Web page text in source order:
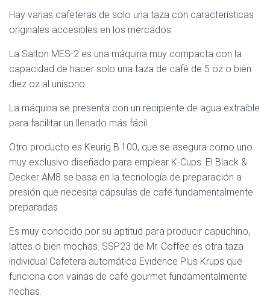
Hay varias cafeteras de solo una taza con características
originales accesibles en los mercados.
La Salton MES-2 es una máquina muy compacta con la
capacidad de hacer solo una taza de café de 5 oz o bien
diez oz al unísono.
La máquina se presenta con un recipiente de agua extraíble
para facilitar un llenado más fácil.
Otro producto es Keurig B.100, que se asegura como uno
muy exclusivo diseñado para emplear K-Cups. El Black &
Decker AM8 se basa en la tecnología de preparación a
presión que necesita cápsulas de café fundamentalmente
preparadas.
Es muy conocido por su aptitud para producir capuchino,
lattes o bien mochas. SSP23 de Mr. Coffee es otra taza
individual Cafetera automática Evidence Plus Krups que
funciona con vainas de café gourmet fundamentalmente
hechas.